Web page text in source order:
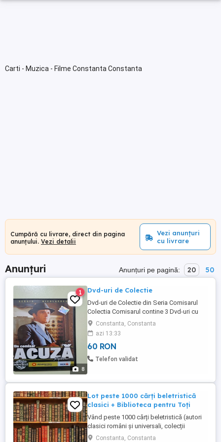
Carti - Muzica - Filme Constanta Constanta
Cumpără cu livrare, direct din pagina
anunțului. Vezi detalii
Vezi anunțuri
cu livrare
Anunțuri Anunțuri pe pagină: 20 50
8
1 Dvd-uri de Colectie
Dvd-uri de Colectie din Seria Comisarul
Colectia Comisarul contine 3 Dvd-uri cu
urmatoarele titluri : - Un Comisar Acuza -
Revansa - Duelul Cutia pentru cele 3 Dvd-
uri Taxele postale vor fi suportate de
cumparator Tot setul de 3 Dvd-uri : Pret
60.00 lei
Constanta, Constanta
azi 13:33
60 RON
Telefon validat
Lot peste 1000 cărți beletristică
clasici + Biblioteca pentru Toți
Vând peste 1000 cărți beletristică (autori
clasici români și universali, colecții
Biblioteca pentru Toți anii 80 90 și mai
Constanta, Constanta